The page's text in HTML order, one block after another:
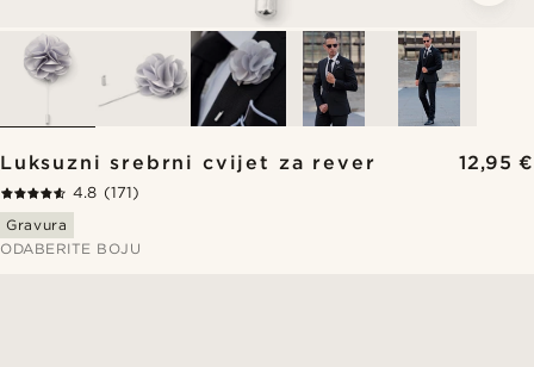
Luksuzni srebrni cvijet za rever 12,95 €
4.8 (171)
Gravura
ODABERITE BOJU